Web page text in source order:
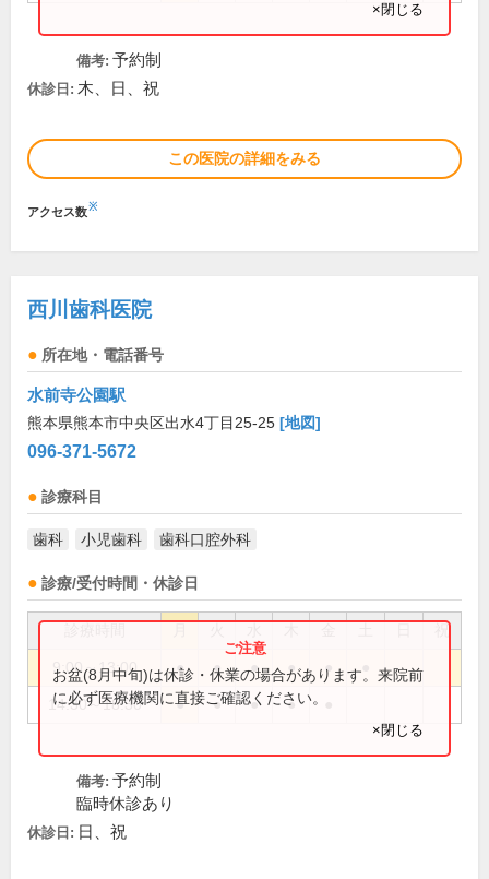
×閉じる
備考: 予約制
休診日: 木、日、祝
この医院の詳細をみる
アクセス数※
西川歯科医院
所在地・電話番号
水前寺公園駅
熊本県熊本市中央区出水4丁目25-25 [地図]
096-371-5672
診療科目
歯科 小児歯科 歯科口腔外科
診療/受付時間・休診日
祝
9:00～13:00 ● ● ● ● ●
14:30～18:30 ● ● ● ●
お盆(8月中旬)は休診・休業の場合があります。来院前
に必ず医療機関に直接ご確認ください。
×閉じる
備考: 予約制
臨時休診あり
休診日: 日、祝